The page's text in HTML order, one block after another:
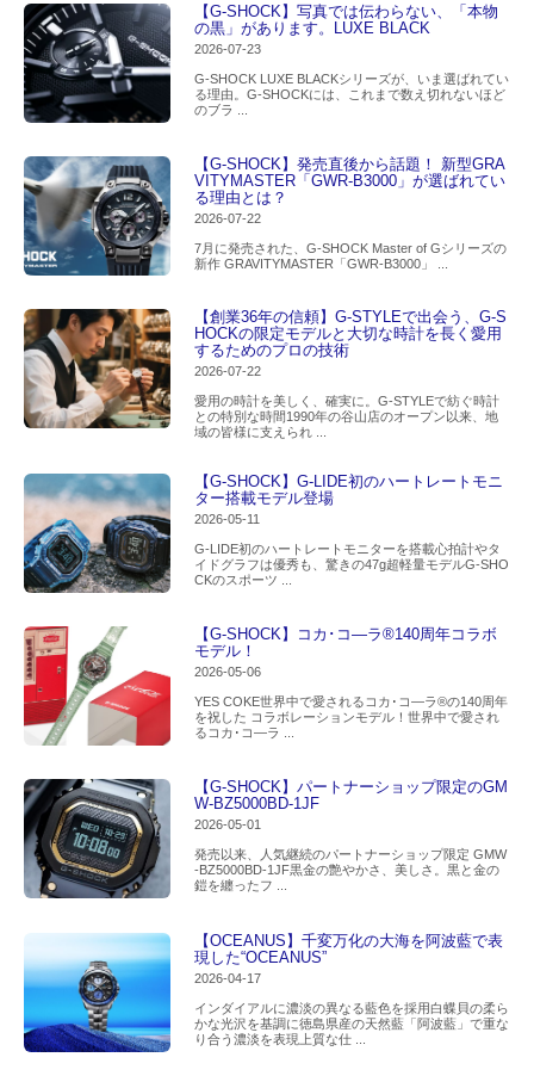
【G-SHOCK】写真では伝わらない、「本物
の黒」があります。LUXE BLACK
2026-07-23
G-SHOCK LUXE BLACKシリーズが、いま選ばれてい
る理由。G-SHOCKには、これまで数え切れないほど
のブラ ...
【G-SHOCK】発売直後から話題！ 新型GRA
VITYMASTER「GWR-B3000」が選ばれてい
る理由とは？
2026-07-22
7月に発売された、G-SHOCK Master of Gシリーズの
新作 GRAVITYMASTER「GWR-B3000」 ...
【創業36年の信頼】G-STYLEで出会う、G-S
HOCKの限定モデルと大切な時計を長く愛用
するためのプロの技術
2026-07-22
愛用の時計を美しく、確実に。G-STYLEで紡ぐ時計
との特別な時間1990年の谷山店のオープン以来、地
域の皆様に支えられ ...
【G-SHOCK】G-LIDE初のハートレートモニ
ター搭載モデル登場
2026-05-11
G-LIDE初のハートレートモニターを搭載心拍計やタ
イドグラフは優秀も、驚きの47g超軽量モデルG-SHO
CKのスポーツ ...
【G-SHOCK】コカ･コ―ラ®140周年コラボ
モデル！
2026-05-06
YES COKE世界中で愛されるコカ･コ―ラ®の140周年
を祝した コラボレーションモデル！世界中で愛され
るコカ･コ―ラ ...
【G-SHOCK】パートナーショップ限定のGM
W-BZ5000BD-1JF
2026-05-01
発売以来、人気継続のパートナーショップ限定 GMW
-BZ5000BD-1JF黒金の艶やかさ、美しさ。黒と金の
鎧を纏ったフ ...
【OCEANUS】千変万化の大海を阿波藍で表
現した“OCEANUS”
2026-04-17
インダイアルに濃淡の異なる藍色を採用白蝶貝の柔ら
かな光沢を基調に徳島県産の天然藍「阿波藍」で重な
り合う濃淡を表現上質な仕 ...